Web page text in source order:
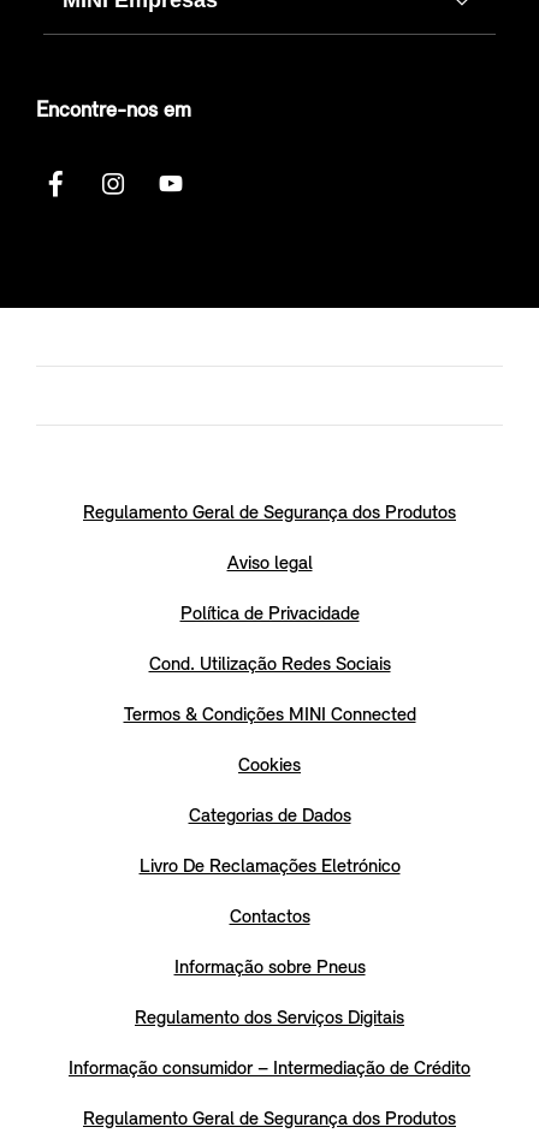
Encontre-nos em
Regulamento Geral de Segurança dos Produtos
Aviso legal
Política de Privacidade
Cond. Utilização Redes Sociais
Termos & Condições MINI Connected
Cookies
Categorias de Dados
Livro De Reclamações Eletrónico
Contactos
Informação sobre Pneus
Regulamento dos Serviços Digitais
Informação consumidor – Intermediação de Crédito
Regulamento Geral de Segurança dos Produtos